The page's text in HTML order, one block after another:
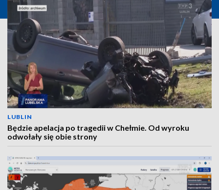
LUBLIN
Będzie apelacja po tragedii w Chełmie. Od wyroku
odwołały się obie strony